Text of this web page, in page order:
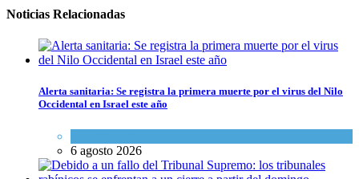
Noticias Relacionadas
Alerta sanitaria: Se registra la primera muerte por el virus del Nilo
Occidental en Israel este año
6 agosto 2026